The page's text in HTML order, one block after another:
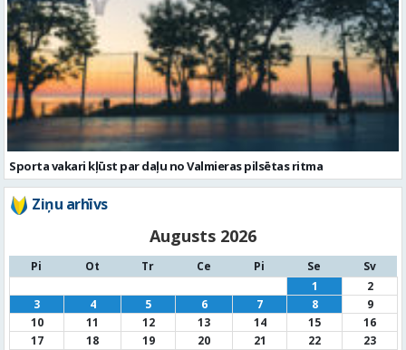
Sporta vakari kļūst par daļu no Valmieras pilsētas ritma
Ziņu arhīvs
Augusts 2026
Pi Ot Tr Ce Pi Se
Sv
1
2
3
4 5 6 7 8
9
10
11 12 13 14 15
16
17
18 19 20 21 22
23